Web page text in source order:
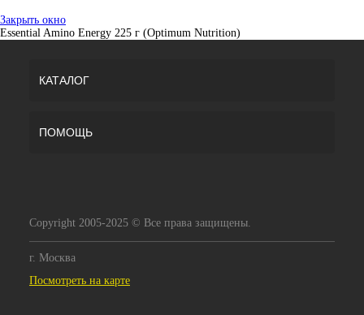
Закрыть окно
Essential Amino Energy 225 г (Optimum Nutrition)
КАТАЛОГ
ПОМОЩЬ
Copyright 2005-2025 © Все права защищены.
г. Москва
Посмотреть на карте